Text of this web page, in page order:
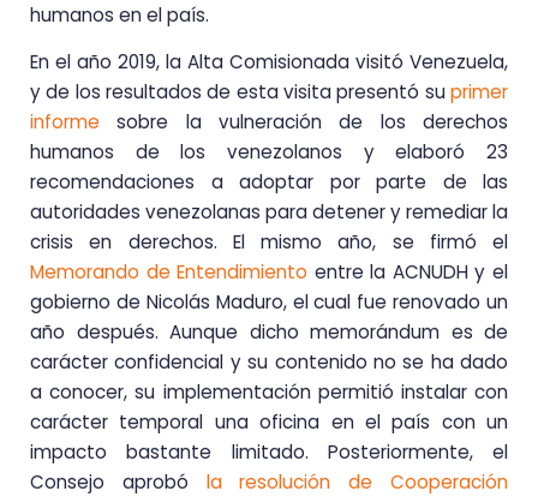
humanos en el país.
En el año 2019, la Alta Comisionada visitó Venezuela,
y de los resultados de esta visita presentó suprimer
informe sobre la vulneración de los derechos
humanos de los venezolanos y elaboró 23
recomendaciones a adoptar por parte de las
autoridades venezolanas para detener y remediar la
crisis en derechos. El mismo año, se firmó el
Memorando de Entendimiento entre la ACNUDH y el
gobierno de Nicolás Maduro, el cual fue renovado un
año después. Aunque dicho memorándum es de
carácter confidencial y su contenido no se ha dado
a conocer, su implementación permitió instalar con
carácter temporal una oficina en el país con un
impacto bastante limitado. Posteriormente, el
Consejo aprobó la resolución de Cooperación